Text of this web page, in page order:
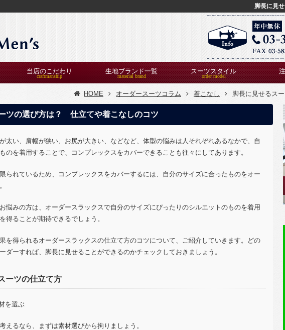
脚長に見
当店のこだわり 生地ブランド一覧 スーツスタイル
HOME オーダースーツコラム 着こなし 脚長に見せるス
ツの選び方は？ 仕立てや着こなしのコツ
太い、肩幅が狭い、お尻が大きい、などなど、体型の悩みは人それぞれあるなかで、自
のを着用することで、コンプレックスをカバーできることも往々にしてあります。
られているため、コンプレックスをカバーするには、自分のサイズに合ったものをオー
悩みの方は、オーダースラックスで自分のサイズにぴったりのシルエットのものを着用
得ることが期待できるでしょう。
を得られるオーダースラックスの仕立て方のコツについて、ご紹介していきます。どの
ダーすれば、脚長に見せることができるのかチェックしておきましょう。
ーツの仕立て方
を選ぶ
えるなら、まずは素材選びから拘りましょう。